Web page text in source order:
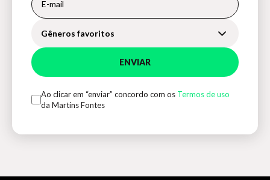
Gêneros favoritos
ENVIAR
Ao clicar em “enviar” concordo com os Termos de uso
da Martins Fontes